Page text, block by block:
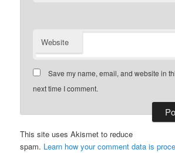
Website
Save my name, email, and website in
next time I comment.
This site uses Akismet to reduce
spam. Learn how your comment data is